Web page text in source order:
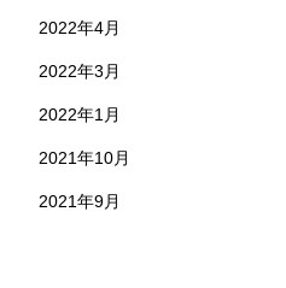
2022年4月
2022年3月
2022年1月
2021年10月
2021年9月